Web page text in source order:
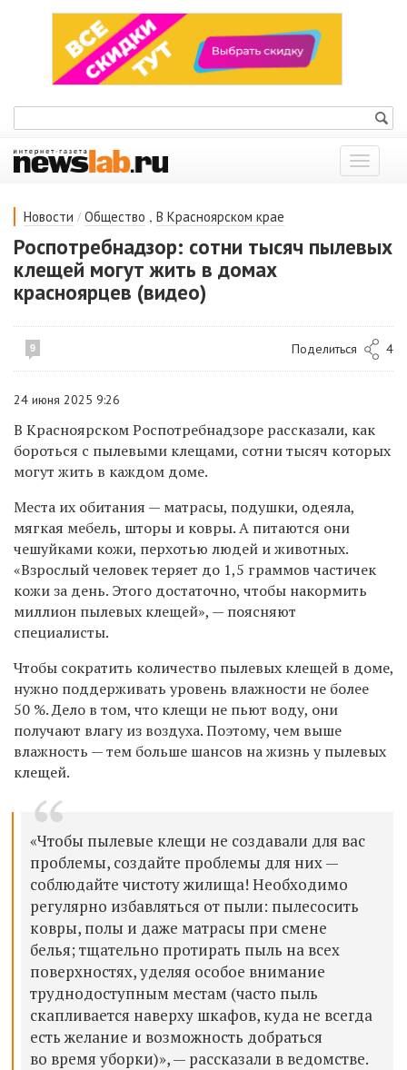
Показать
меню
Новости / Общество , В Красноярском крае
Роспотребнадзор: сотни тысяч пылевых
клещей могут жить в домах
красноярцев (видео)
9 Поделиться 4
24 июня 2025 9:26
В Красноярском Роспотребнадзоре рассказали, как
бороться с пылевыми клещами, сотни тысяч которых
могут жить в каждом доме.
Места их обитания — матрасы, подушки, одеяла,
мягкая мебель, шторы и ковры. А питаются они
чешуйками кожи, перхотью людей и животных.
«Взрослый человек теряет до 1,5 граммов частичек
кожи за день. Этого достаточно, чтобы накормить
миллион пылевых клещей», — поясняют
специалисты.
Чтобы сократить количество пылевых клещей в доме,
нужно поддерживать уровень влажности не более
50 %. Дело в том, что клещи не пьют воду, они
получают влагу из воздуха. Поэтому, чем выше
влажность — тем больше шансов на жизнь у пылевых
клещей.
«Чтобы пылевые клещи не создавали для вас
проблемы, создайте проблемы для них —
соблюдайте чистоту жилища! Необходимо
регулярно избавляться от пыли: пылесосить
ковры, полы и даже матрасы при смене
белья; тщательно протирать пыль на всех
поверхностях, уделяя особое внимание
труднодоступным местам (часто пыль
скапливается наверху шкафов, куда не всегда
есть желание и возможность добраться
во время уборки)», — рассказали в ведомстве.